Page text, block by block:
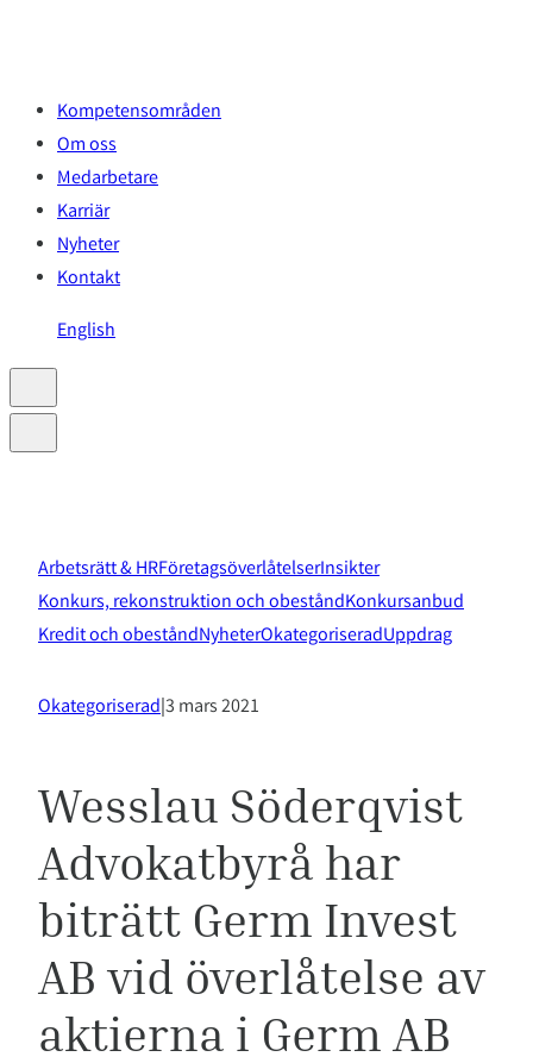
Kompetensområden
Om oss
Medarbetare
Karriär
Nyheter
Kontakt
English
Arbetsrätt & HRFöretagsöverlåtelserInsikter
Konkurs, rekonstruktion och obeståndKonkursanbud
Kredit och obeståndNyheterOkategoriseradUppdrag
Okategoriserad3 mars 2021
Wesslau Söderqvist
Advokatbyrå har
biträtt Germ Invest
AB vid överlåtelse av
aktierna i Germ AB